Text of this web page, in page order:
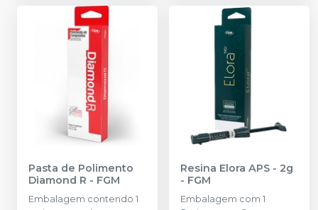
Pasta de Polimento
Diamond R - FGM
Embalagem contendo 1
Resina Elora APS - 2g
- FGM
Embalagem com 1